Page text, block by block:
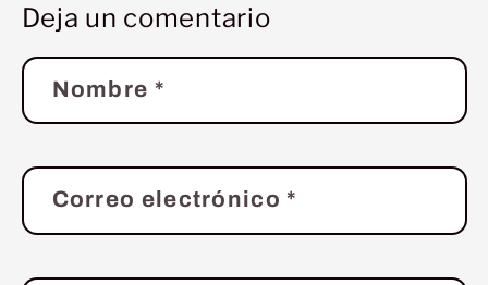
Deja un comentario
Nombre *
Correo electrónico *